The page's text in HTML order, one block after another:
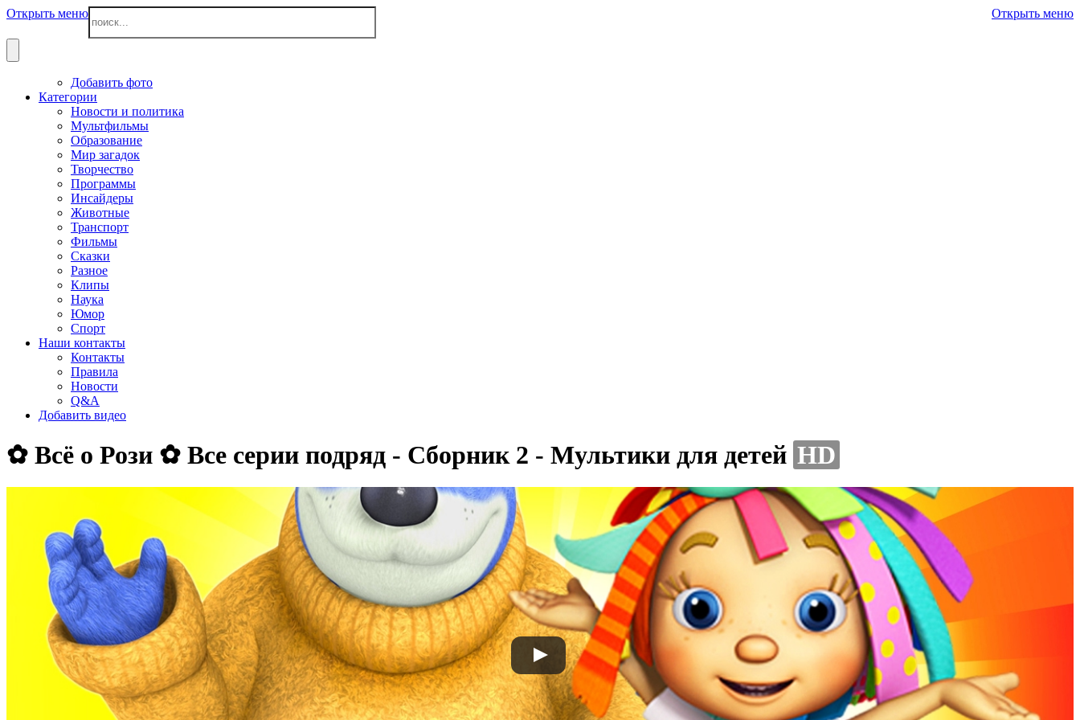
Открыть меню Открыть меню
Добавить фото
Категории
Новости и политика
Мультфильмы
Образование
Мир загадок
Творчество
Программы
Инсайдеры
Животные
Транспорт
Фильмы
Сказки
Разное
Клипы
Наука
Юмор
Спорт
Наши контакты
Контакты
Правила
Новости
Q&A
Добавить видео
✿ Всё о Рози ✿ Все серии подряд - Сборник 2 - Мультики для детей HD